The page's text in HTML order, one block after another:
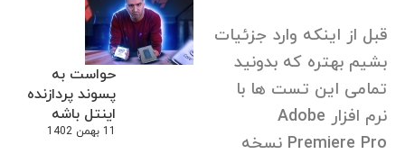
حواست به
پسوند پردازنده
اینتل باشه
11 بهمن 1402
قبل از اینکه وارد جزئیات
بشیم بهتره که بدونید
تمامی این تست ها با
نرم افزار Adobe
Premiere Pro نسخه